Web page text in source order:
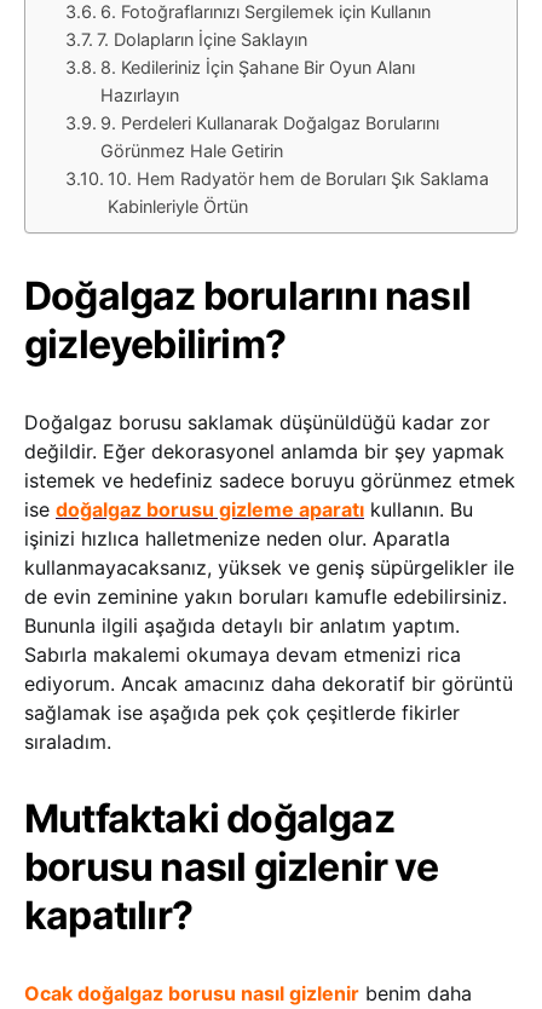
6. Fotoğraflarınızı Sergilemek için Kullanın
7. Dolapların İçine Saklayın
8. Kedileriniz İçin Şahane Bir Oyun Alanı
Hazırlayın
9. Perdeleri Kullanarak Doğalgaz Borularını
Görünmez Hale Getirin
10. Hem Radyatör hem de Boruları Şık Saklama
Kabinleriyle Örtün
Doğalgaz borularını nasıl
gizleyebilirim?
Doğalgaz borusu saklamak düşünüldüğü kadar zor
değildir. Eğer dekorasyonel anlamda bir şey yapmak
istemek ve hedefiniz sadece boruyu görünmez etmek
ise doğalgaz borusu gizleme aparatı kullanın. Bu
işinizi hızlıca halletmenize neden olur. Aparatla
kullanmayacaksanız, yüksek ve geniş süpürgelikler ile
de evin zeminine yakın boruları kamufle edebilirsiniz.
Bununla ilgili aşağıda detaylı bir anlatım yaptım.
Sabırla makalemi okumaya devam etmenizi rica
ediyorum. Ancak amacınız daha dekoratif bir görüntü
sağlamak ise aşağıda pek çok çeşitlerde fikirler
sıraladım.
Mutfaktaki doğalgaz
borusu nasıl gizlenir ve
kapatılır?
Ocak doğalgaz borusu nasıl gizlenir benim daha